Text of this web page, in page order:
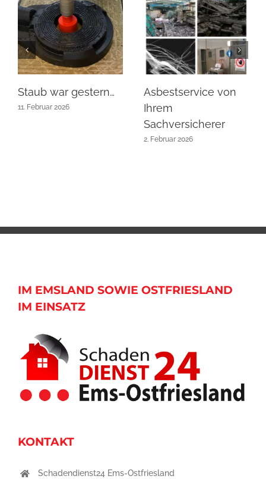
Staub war gestern…
11. Februar 2026
Asbestservice von
Ihrem
Sachversicherer
2. Februar 2026
IM EMSLAND SOWIE OSTFRIESLAND
IM EINSATZ
KONTAKT
Schadendienst24 Ems-Ostfriesland